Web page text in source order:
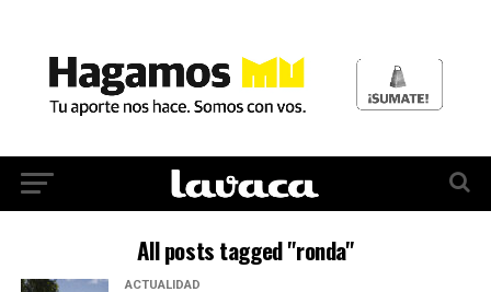
All posts tagged "ronda"
ACTUALIDAD